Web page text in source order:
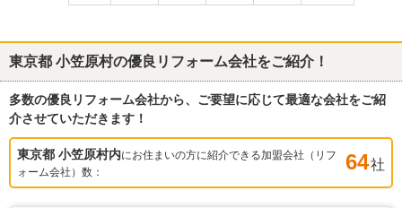
東京都 小笠原村の優良リフォーム会社をご紹介！
多数の優良リフォーム会社から、ご要望に応じて最適な会社をご紹
介させていただきます！
東京都 小笠原村内にお住まいの方に紹介できる加盟会社（リフ
ォーム会社）数：
64社